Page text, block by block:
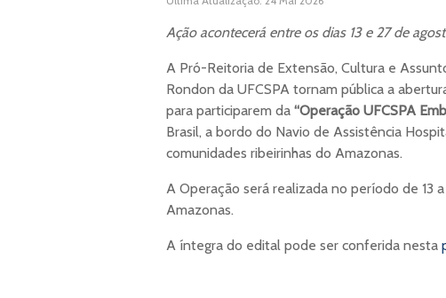
Ação acontecerá entre os dias 13 e 27 de
A Pró-Reitoria de Extensão, Cultura e
Rondon da UFCSPA tornam pública a
para participarem da “Operação UFCSPA
Brasil, a bordo do Navio de Assistência
comunidades ribeirinhas do Amazonas.
A Operação será realizada no período de 13
Amazonas.
A íntegra do edital pode ser conferida nesta